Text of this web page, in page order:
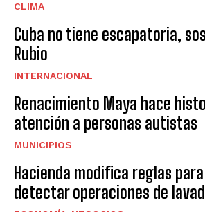
CLIMA
Cuba no tiene escapatoria,
Rubio
INTERNACIONAL
Renacimiento Maya hace
atención a personas autistas
MUNICIPIOS
Hacienda modifica reglas
detectar operaciones de